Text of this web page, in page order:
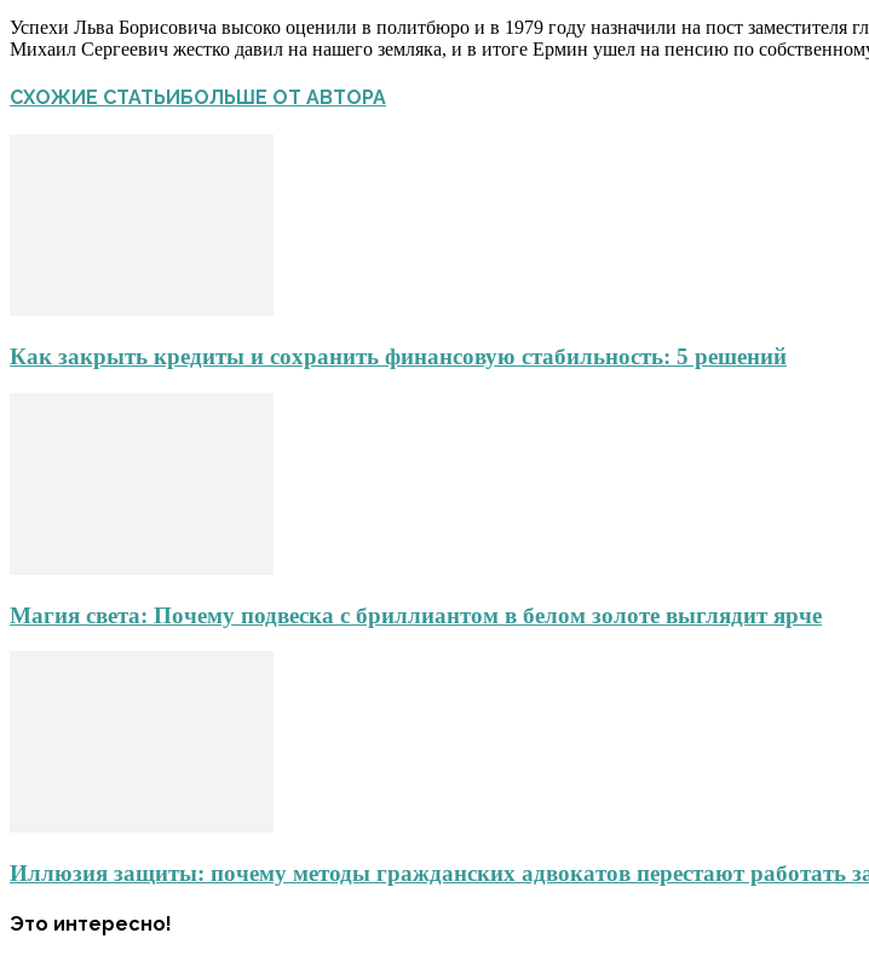
Успехи Льва Борисовича высоко оценили в политбюро и в 1979 году назначили на пост
Михаил Сергеевич жестко давил на нашего земляка, и в итоге Ермин ушел на пенсию по
СХОЖИЕ СТАТЬИБОЛЬШЕ ОТ АВТОРА
Как закрыть кредиты и сохранить финансовую стабильность: 5 решений
Магия света: Почему подвеска с бриллиантом в белом золоте выглядит ярче
Иллюзия защиты: почему методы гражданских адвокатов перестают работать
Это интересно!